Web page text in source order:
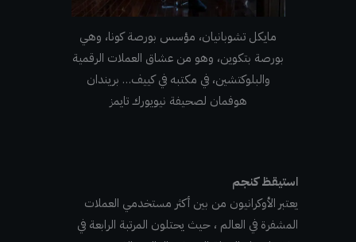
مايكل تشوبانيان، مؤسس بورصة كونا، وهي
بورصة بتكوين، وهو من عشاق العملات الرقمية
والبلوكتشين، في مكتبه في كييف… بريندان
هوفمان لصحيفة نيويورك تايمز
استيقظ كنجم
يعتبر الأوكرانيون من بين أكثر مستخدمي العملات
المشفرة في العالم ، حيث يحتلون المرتبة الرابعة في